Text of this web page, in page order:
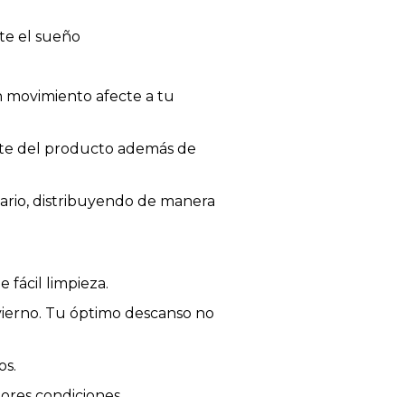
el sueño
movimiento afecte a tu
del producto además de
distribuyendo de manera
fácil limpieza.
Tu óptimo descanso no
condiciones.